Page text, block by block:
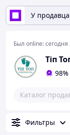
У продавца
Был online:сегодня
Тіп
Каталог
Фильтры